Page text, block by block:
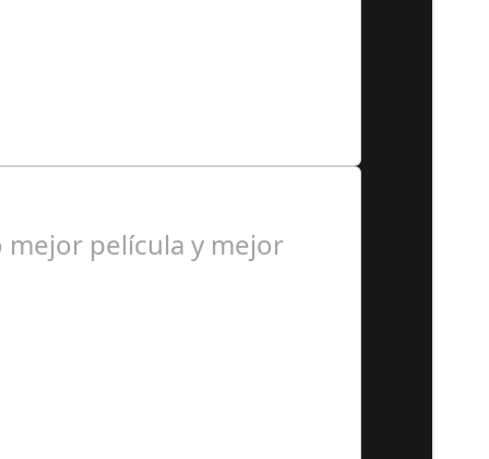
mejor película y mejor